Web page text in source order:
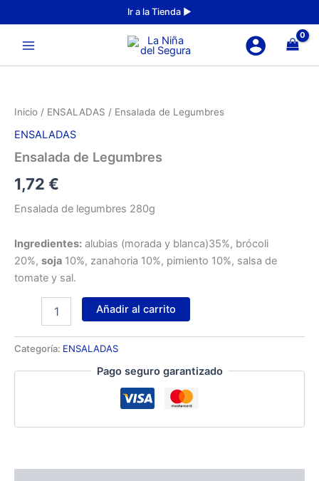
al
contenido
Ir a la Tienda ►
Main
Menu
Inicio / ENSALADAS / Ensalada de Legumbres
ENSALADAS
Ensalada de Legumbres
1,72 €
Ensalada de legumbres 280g
Ingredientes: alubias (morada y blanca)35%, brócoli
20%, soja 10%, zanahoria 10%, pimiento 10%, salsa de
tomate y sal.
Ensalada
Legumbres
cantidad
Añadir al carrito
Categoría: ENSALADAS
Pago seguro garantizado